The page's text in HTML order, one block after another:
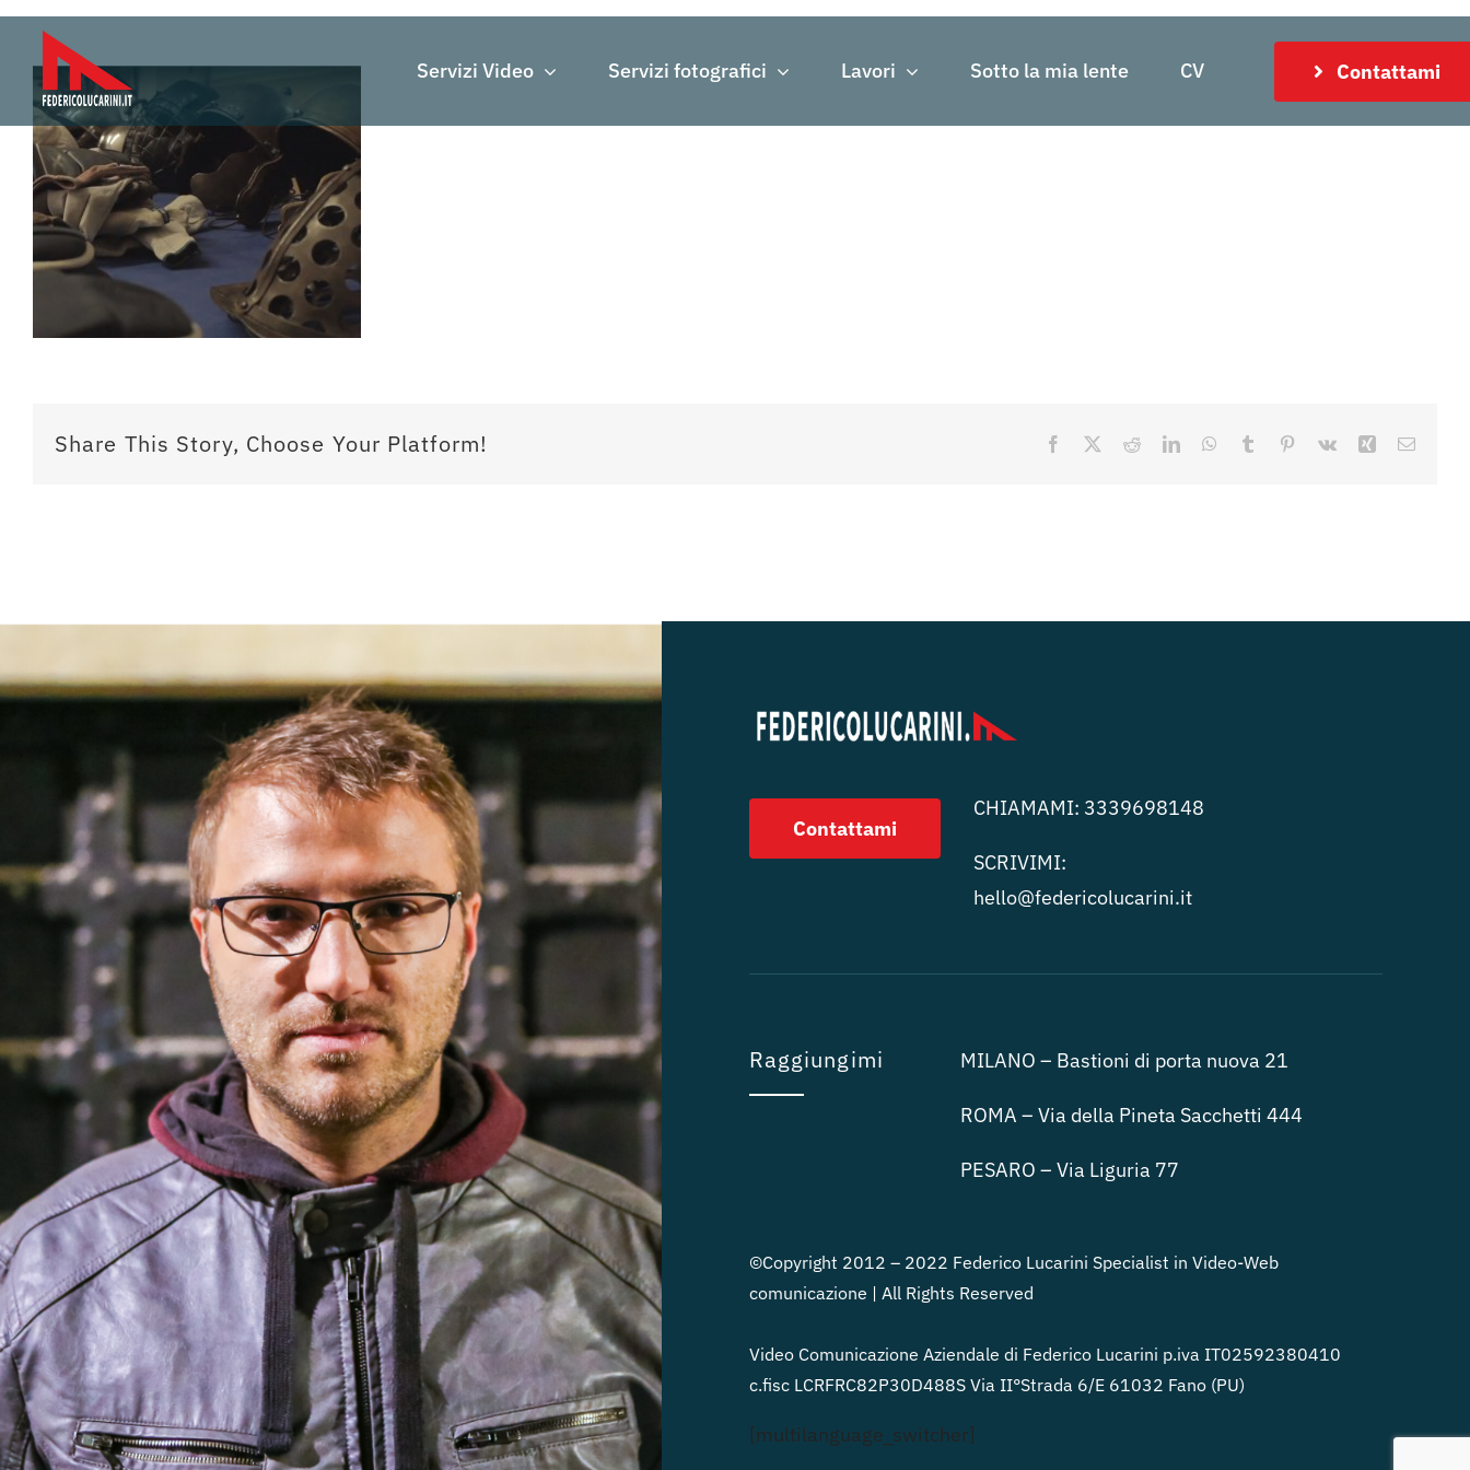
Salta
contenuto
Servizi Video Servizi fotografici Lavori Sotto la mia lente CV Contattami
Share This Story, Choose Your Platform! Facebook RedditLinkedInWhatsApp
Tumblr Pinterest
Vk Xing Email
Contattami
CHIAMAMI: 3339698148
SCRIVIMI:
hello@federicolucarini.it
Raggiungimi MILANO – Bastioni di porta nuova 21
ROMA – Via della Pineta Sacchetti 444
PESARO – Via Liguria 77
©Copyright 2012 – 2022 Federico Lucarini Specialist in Video-Web
comunicazione | All Rights Reserved
Video Comunicazione Aziendale di Federico Lucarini p.iva IT02592380410
c.fisc LCRFRC82P30D488S Via II°Strada 6/E 61032 Fano (PU)
[multilanguage_switcher]